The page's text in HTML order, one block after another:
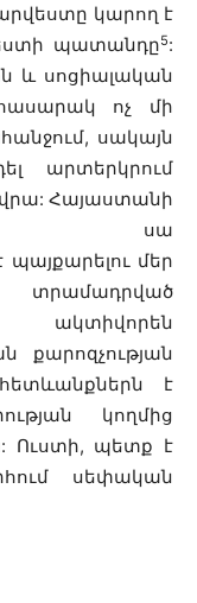
կարող է
պատանդը5:
և սոցիալական
ոչ մի
սակայն
արտերկրում
Հայաստանի
սա
պայքարելու մեր
ակտիվորեն
քարոզչության
է
կողմից
Ուստի, պետք է
սեփական